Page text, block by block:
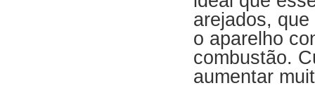
arejados,
o aparelho
combustão.
aumentar